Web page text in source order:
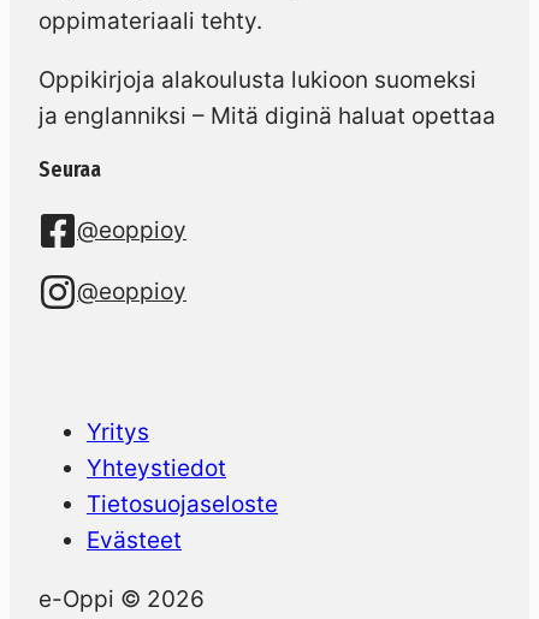
oppimateriaali tehty.
Oppikirjoja alakoulusta lukioon suomeksi
ja englanniksi – Mitä diginä haluat opettaa
Seuraa
@eoppioy
@eoppioy
Yritys
Yhteystiedot
Tietosuojaseloste
Evästeet
e-Oppi © 2026